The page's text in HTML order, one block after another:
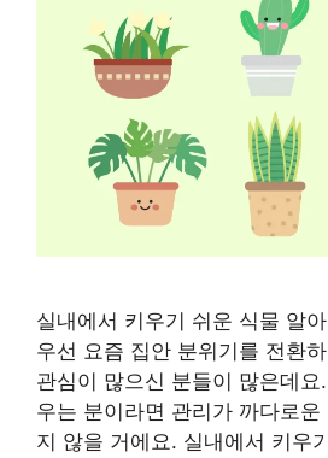
실내에서 키우기 쉬운 식물 알
우선 요즘 집안 분위기를 전환
관심이 많으신 분들이 많은데요
우는 분이라면 관리가 까다로
지 않을 거에요. 실내에서 키우